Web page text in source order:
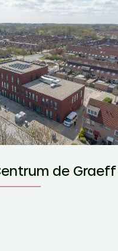
de Graeff